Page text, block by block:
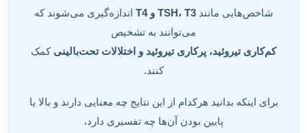
شاخص‌هایی مانندTSH، T3 و T4
اندازه‌گیری می‌شوند که
می‌توانند به تشخیص
کم‌کاری تیروئید، پرکاری تیروئید و اختلالات تحت‌بالینی کمک
کنند.
برای اینکه بدانید هرکدام از این نتایج چه معنایی دارند و بالا یا
پایین بودن آن‌ها چه تفسیری دارد،